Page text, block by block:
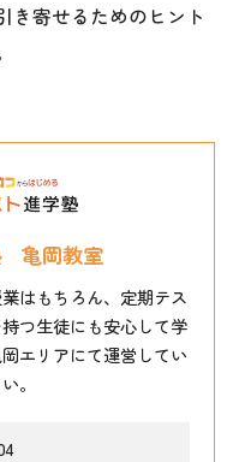
き寄せるためのヒント
亀岡教室
はもちろん、定期テス
つ生徒にも安心して学
エリアにて運営してい
。